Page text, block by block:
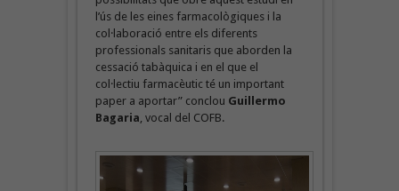
l’ús de les eines farmacològiques i la
col·laboració entre els diferents
professionals sanitaris que aborden la
cessació tabàquica i en el que el
col·lectiu farmacèutic té un important
paper a aportar” conclou Guillermo
Bagaria , vocal del COFB.